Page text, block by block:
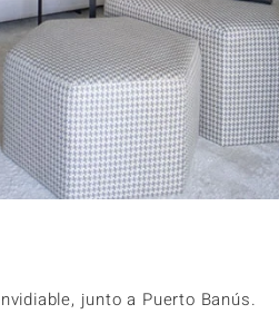
junto a Puerto Banús.